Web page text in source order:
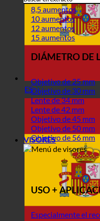
ES
8,5 aumentos
10 aumentos
12 aumentos
15 aumentos
DIÁMETRO DE
Objetivo de 25 mm
Objetivo de 30 mm
Lente de 34 mm
Lente de 42 mm
Objetivo de 45 mm
Objetivo de 50 mm
Objetivo de 56 mm
VISORES
USO +
Especialmente el